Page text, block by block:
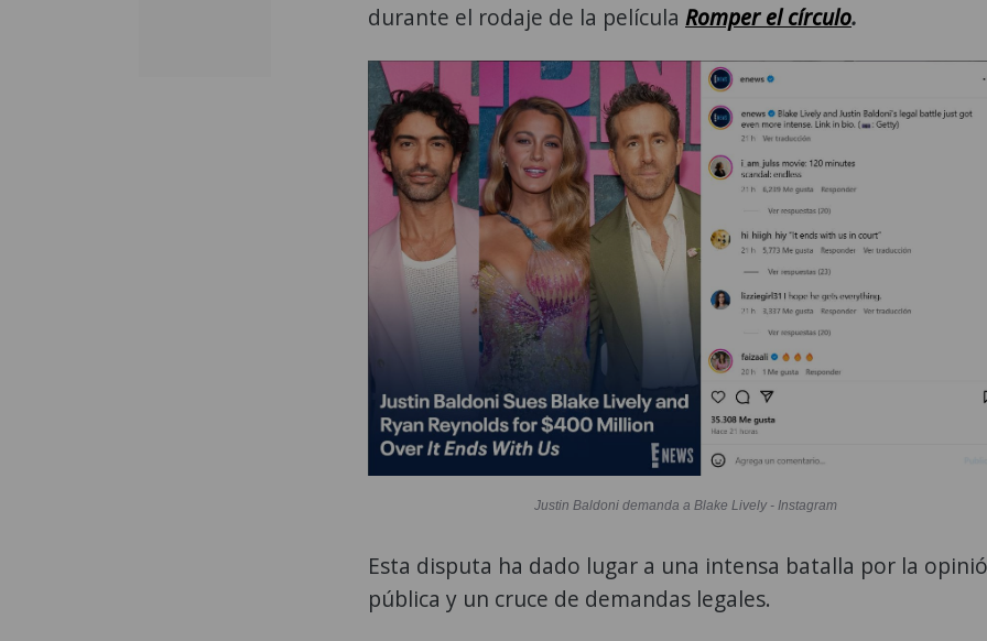
durante el rodaje de la película Romper el círculo.
Justin Baldoni demanda a Blake Lively - Instagram
Esta disputa ha dado lugar a una intensa batalla por la
pública y un cruce de demandas legales.